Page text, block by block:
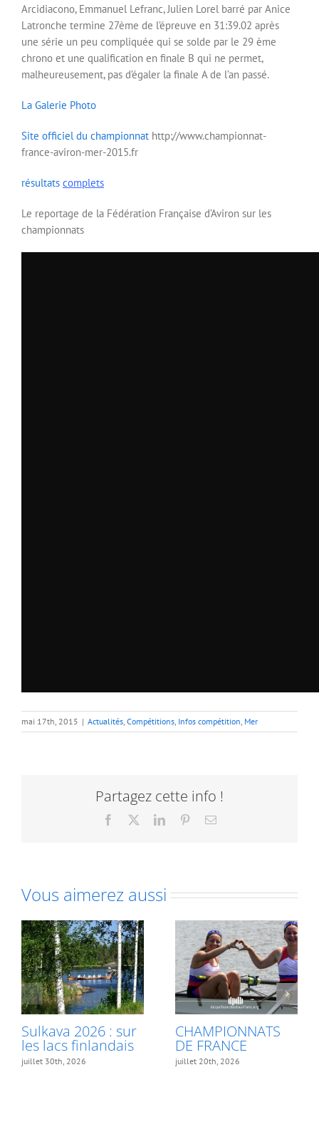
Arcidiacono, Emmanuel Lefranc, Julien Lorel barré par Anice
Latronche termine 27ème de l’épreuve en 31:39.02 après
une série un peu compliquée qui se solde par le 29 ème
chrono et une qualification en finale B qui ne permet,
malheureusement, pas d’égaler la finale A de l’an passé.
La Galerie Photo
Site officiel du championnat http://www.championnat-
france-aviron-mer-2015.fr
résultats complets
Le reportage de la Fédération Française d’Aviron sur les
championnats
mai 17th, 2015 | Actualités Compétitions Infos compétition Mer
Partagez cette info !
Facebook LinkedInPinterestEmail
Vous aimerez aussi
Sulkava 2026 : sur
les lacs finlandais
juillet 30th, 2026
CHAMPIONNATS
DE FRANCE
juillet 20th, 2026